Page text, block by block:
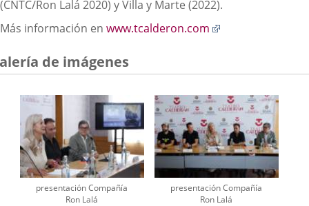
(CNTC/Ron Lalá 2020) y Villa y Marte (2022).
Más información en www.tcalderon.com
aplicación
de imágenes
presentación Compañía
Ron Lalá
presentación Compañía
Ron Lalá